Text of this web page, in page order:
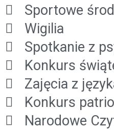
Sportowe
Wigilia
Spotkanie z
Konkurs
Zajęcia z
Konkurs
Narodowe